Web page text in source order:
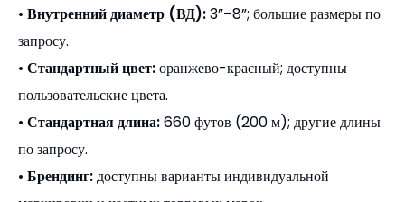
• Внутренний диаметр (ВД):3”–8”; большие размеры по
запросу.
• Стандартный цвет:оранжево-красный; доступны
пользовательские цвета.
• Стандартная длина:660 футов (200 м); другие длины
по запросу.
• Брендинг:доступны варианты индивидуальной